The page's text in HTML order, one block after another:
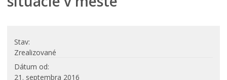
Sekcie úradu
Úradná tabuľa
PROJEKTY
Projekty mesta
Stav
Zrealizované
Dátum od
21. septembra 2016